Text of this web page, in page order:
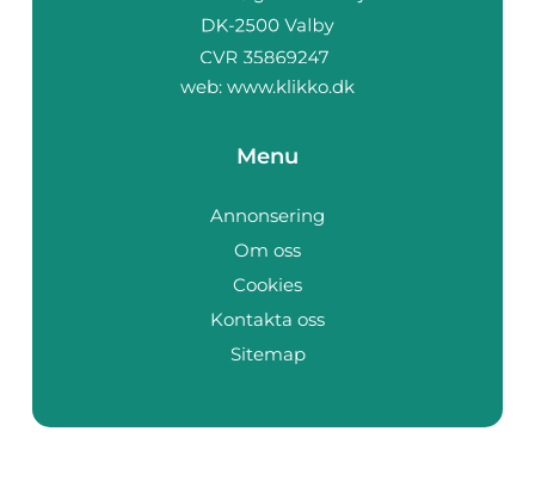
web: www.klikko.dk
Menu
Annonsering
Om oss
Cookies
Kontakta oss
Sitemap